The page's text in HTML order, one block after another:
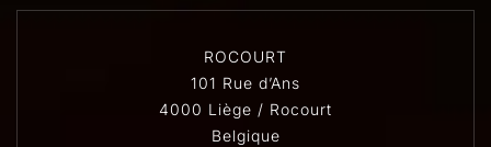
ROCOURT
101 Rue d’Ans
4000 Liège / Rocourt
Belgique